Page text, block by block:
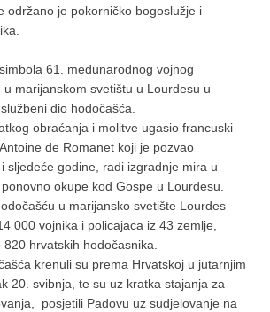
održano je pokorničko bogoslužje i
61. međunarodnog vojnog
u marijanskom svetištu u Lourdesu u
dio hodočašća.
obraćanja i molitve ugasio francuski
de Romanet koji je pozvao
sljedeće godine, radi izgradnje mira u
okupe kod Gospe u Lourdesu.
u marijansko svetište Lourdes
000 vojnika i policajaca iz 43 zemlje,
hrvatskih hodočasnika.
krenuli su prema Hrvatskoj u jutarnjim
20. svibnja, te su uz kratka stajanja za
posjetili Padovu uz sudjelovanje na